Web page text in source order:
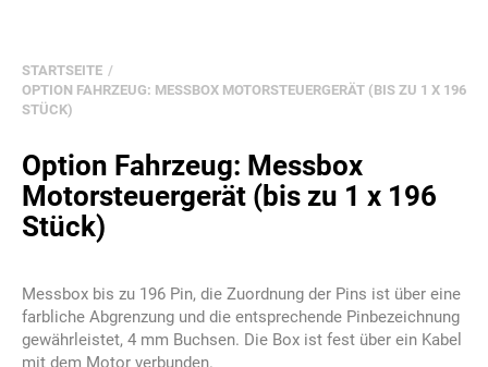
STARTSEITE
OPTION FAHRZEUG: MESSBOX MOTORSTEUERGERÄT (BIS ZU 1 X 196
STÜCK)
Option Fahrzeug: Messbox
Motorsteuergerät (bis zu 1 x 196
Stück)
Messbox bis zu 196 Pin, die Zuordnung der Pins ist über eine
farbliche Abgrenzung und die entsprechende Pinbezeichnung
gewährleistet, 4 mm Buchsen. Die Box ist fest über ein Kabel
mit dem Motor verbunden.